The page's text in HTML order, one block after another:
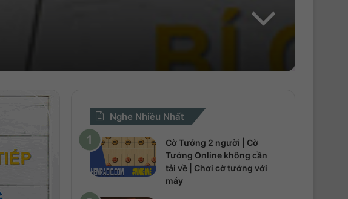
Nghe Nhiều Nhất
Cờ Tướng 2 người | Cờ
Tướng Online không cần
tải về | Chơi cờ tướng với
máy